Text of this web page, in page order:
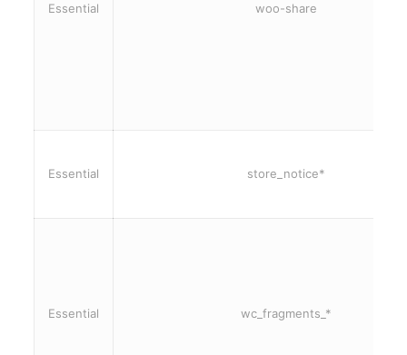
Essential woo-share
Essential store_notice*
Essential wc_fragments_*